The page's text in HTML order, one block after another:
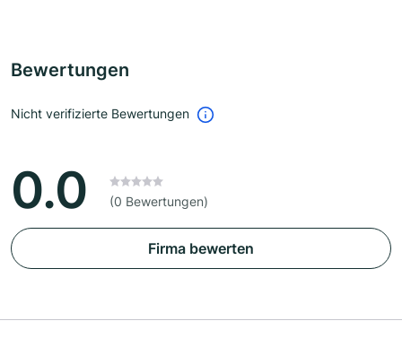
Bewertungen
Nicht verifizierte Bewertungen
0.0 (0 Bewertungen)
Firma bewerten